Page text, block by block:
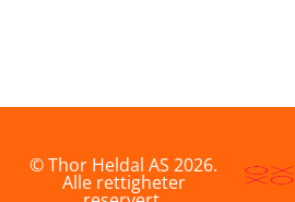
© Thor Heldal AS 2026.
Alle rettigheter